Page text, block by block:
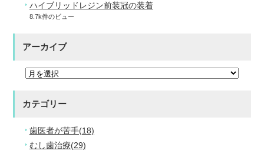
ハイブリッドレジン前装冠の装着
8.7k件のビュー
アーカイブ
カテゴリー
歯医者が苦手(18)
むし歯治療(29)